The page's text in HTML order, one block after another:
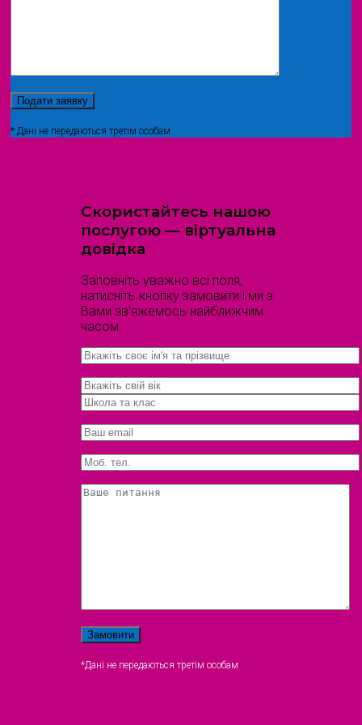
* Дані не передаються третім особам
Скористайтесь нашою
послугою — віртуальна
довідка
Заповніть уважно всі поля,
натисніть кнопку замовити і ми з
Вами зв'яжемось найближчим
часом.
*Дані не передаються третім особам